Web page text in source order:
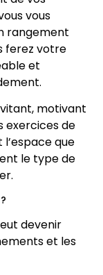
vous
rangement
ferez votre
et
motivant
exercices de
que
le type de
devenir
et les